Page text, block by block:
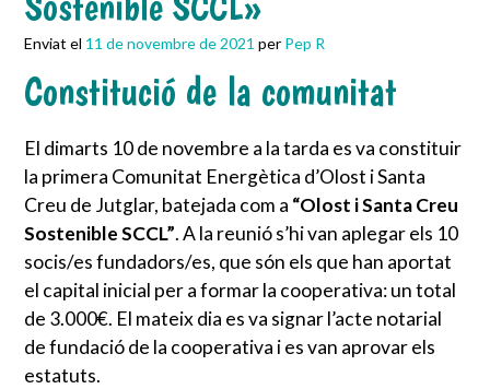
Enviat el 11 de novembre de 2021 per Pep R
Constitució de la comunitat
El dimarts 10 de novembre a la tarda es va constituir
la primera Comunitat Energètica d’Olost i Santa
Creu de Jutglar, batejada com a “Olost i Santa Creu
Sostenible SCCL”. A la reunió s’hi van aplegar els 10
socis/es fundadors/es, que són els que han aportat
el capital inicial per a formar la cooperativa: un total
de 3.000€. El mateix dia es va signar l’acte notarial
de fundació de la cooperativa i es van aprovar els
estatuts.